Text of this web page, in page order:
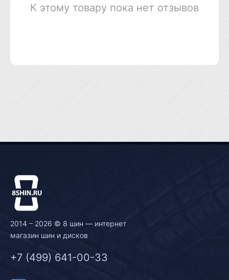
К этому товару пока нет отзывов
2014 – 2026 © 8 шин — интернет
магазин шин и дисков
+7 (499) 641-00-33